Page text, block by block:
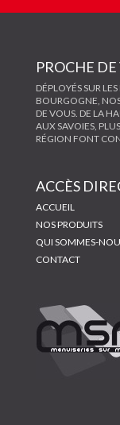
PROCHE DE
DÉPLOYÉS SUR
BOURGOGNE,
DE VOUS. DE LA
AUX SAVOIES,
RÉGION FONT
ACCÈS
ACCUEIL
NOS PRODUITS
QUI SOMMES-
CONTACT